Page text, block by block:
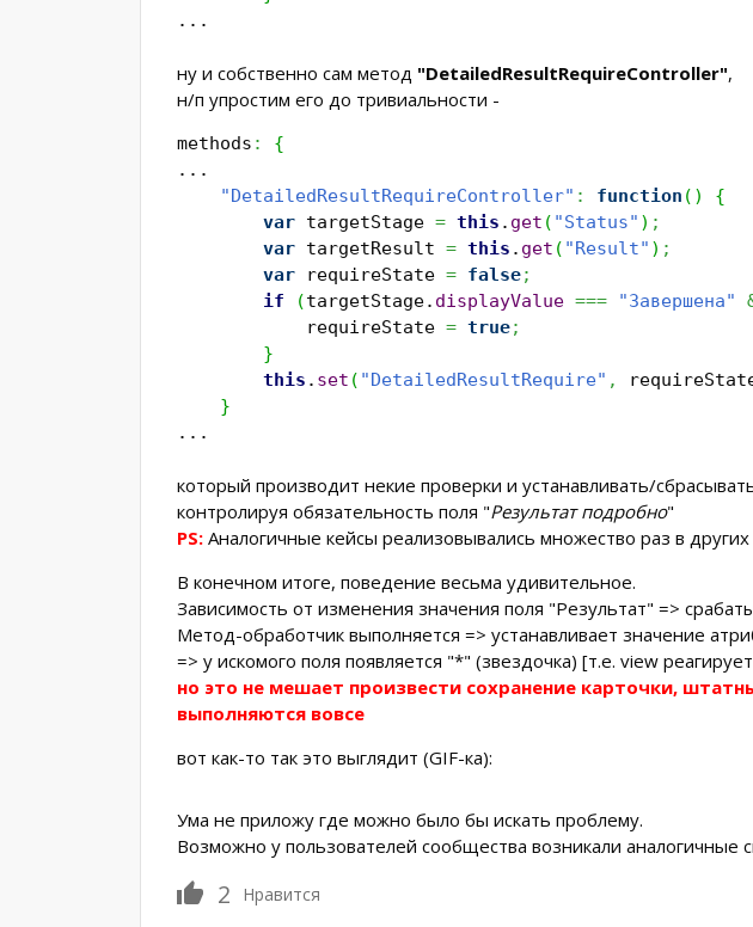
...
ну и собственно сам метод "DetailedResultRequireController",
н/п упростим его до тривиальности -
methods :
{
...
"DetailedResultRequireController" : function ( )
{
var targetStage = this . get ( "Status" ) ;
var targetResult = this . get ( "Result" ) ;
var requireState = false;
if
(targetStage. displayValue === "Завершена"
requireState = true;
}
this . set ( "DetailedResultRequire" ,
}
...
который производит некие проверки и устанавливать/
контролируя обязательность поля "Результат подробно"
PS: Аналогичные кейсы реализовывались множество раз в
В конечном итоге, поведение весьма удивительное.
Зависимость от изменения значения поля "Результат" =>
Метод-обработчик выполняется => устанавливает значение
=> у искомого поля появляется "*" (звездочка) [т.е. view
но это не мешает произвести сохранение карточки,
выполняются вовсе
вот как-то так это выглядит (GIF-ка):
Ума не приложу где можно было бы искать проблему.
Возможно у пользователей сообщества возникали аналогичные
2 Нравится